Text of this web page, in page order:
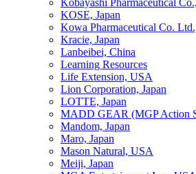
Kobayashi Pharmaceutical
KOSE, Japan
Kowa Pharmaceutical Co.
Kracie, Japan
Lanbeibei, China
Learning Resources
Life Extension, USA
Lion Corporation, Japan
LOTTE, Japan
MADD GEAR (MGP Action
Mandom, Japan
Maro, Japan
Mason Natural, USA
Meiji, Japan